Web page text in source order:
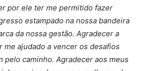
por ele ter me permitido fazer
estampado na nossa bandeira
da nossa gestão. Agradecer a
me ajudado a vencer os desafios
pelo caminho. Agradecer aos meus